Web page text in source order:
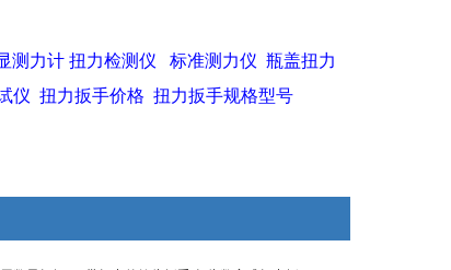
测力计 扭力检测仪 标准测力仪 瓶盖扭力
仪 扭力扳手价格 扭力扳手规格型号